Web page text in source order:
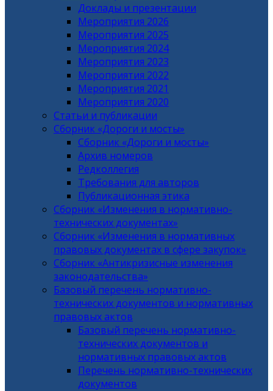
Доклады и презентации
Мероприятия 2026
Мероприятия 2025
Мероприятия 2024
Мероприятия 2023
Мероприятия 2022
Мероприятия 2021
Мероприятия 2020
Статьи и публикации
Сборник «Дороги и мосты»
Сборник «Дороги и мосты»
Архив номеров
Редколлегия
Требования для авторов
Публикационная этика
Сборник «Изменения в нормативно-
технических документах»
Сборник «Изменения в нормативных
правовых документах в сфере закупок»
Сборник «Антикризисные изменения
законодательства»
Базовый перечень нормативно-
технических документов и нормативных
правовых актов
Базовый перечень нормативно-
технических документов и
нормативных правовых актов
Перечень нормативно-технических
документов